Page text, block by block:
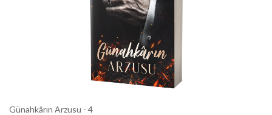
Günahkârın Arzusu - 4